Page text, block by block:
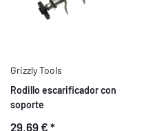
Grizzly Tools
Rodillo escarificador con
soporte
29,69 € *